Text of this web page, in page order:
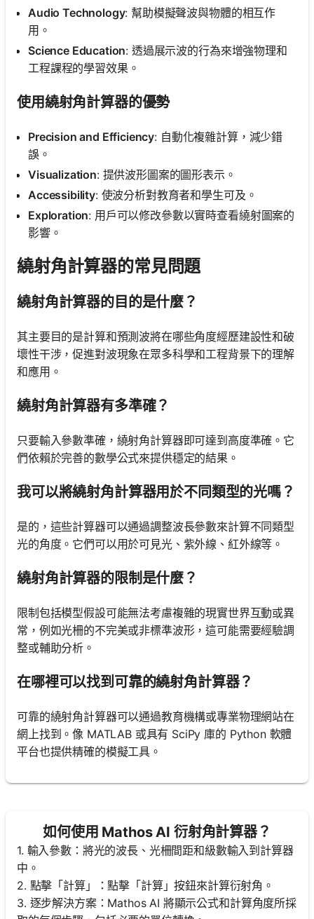
Audio Technology: 幫助模擬聲波與物體的相互作
用。
Science Education: 透過展示波的行為來增強物理和
工程課程的學習效果。
使用繞射角計算器的優勢
Precision and Efficiency: 自動化複雜計算，減少錯
誤。
Visualization: 提供波形圖案的圖形表示。
Accessibility: 使波分析對教育者和學生可及。
Exploration: 用戶可以修改參數以實時查看繞射圖案的
影響。
繞射角計算器的常見問題
繞射角計算器的目的是什麼？
其主要目的是計算和預測波將在哪些角度經歷建設性和破
壞性干涉，促進對波現象在眾多科學和工程背景下的理解
和應用。
繞射角計算器有多準確？
只要輸入參數準確，繞射角計算器即可達到高度準確。它
們依賴於完善的數學公式來提供穩定的結果。
我可以將繞射角計算器用於不同類型的光嗎？
是的，這些計算器可以通過調整波長參數來計算不同類型
光的角度。它們可以用於可見光、紫外線、紅外線等。
繞射角計算器的限制是什麼？
限制包括模型假設可能無法考慮複雜的現實世界互動或異
常，例如光柵的不完美或非標準波形，這可能需要經驗調
整或輔助分析。
在哪裡可以找到可靠的繞射角計算器？
可靠的繞射角計算器可以通過教育機構或專業物理網站在
網上找到。像 MATLAB 或具有 SciPy 庫的 Python 軟體
平台也提供精確的模擬工具。
如何使用 Mathos AI 衍射角計算器？
1. 輸入參數：將光的波長、光柵間距和級數輸入到計算器
中。
2. 點擊「計算」：點擊「計算」按鈕來計算衍射角。
3. 逐步解決方案：Mathos AI 將顯示公式和計算角度所採